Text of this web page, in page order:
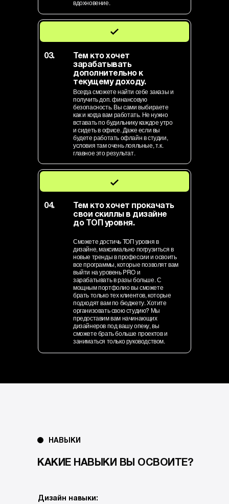
вдохновение.
Тем кто хочет
зарабатывать
дополнительно к
текущему доходу.
Всегда сможете найти себе заказы и
получить доп. финансовую
безопасность. Вы сами выбираете
как и когда вам работать. Не нужно
вставать по будильнику каждое утро
и сидеть в офисе. Даже если вы
будете работать офлайн в студии,
условия там очень лояльные, т.к.
главное это результат.
03.
Тем кто хочет прокачать
свои скиллы в дизайне
до ТОП уровня.
Сможете достичь ТОП уровня в
дизайне, максимально погрузиться в
новые тренды в профессии и освоить
все программы, которые позволят вам
выйти на уровень PRO и
зарабатывать в разы больше. С
мощным портфолио вы сможете
брать только тех клиентов, которые
подходят вам по бюджету. Хотите
организовать свою студию? Мы
предоставим вам начинающих
дизайнеров под вашу опеку, вы
сможете брать больше проектов и
заниматься только руководством.
04.
НАВЫКИ
КАКИЕ НАВЫКИ ВЫ ОСВОИТЕ?
Дизайн навыки: